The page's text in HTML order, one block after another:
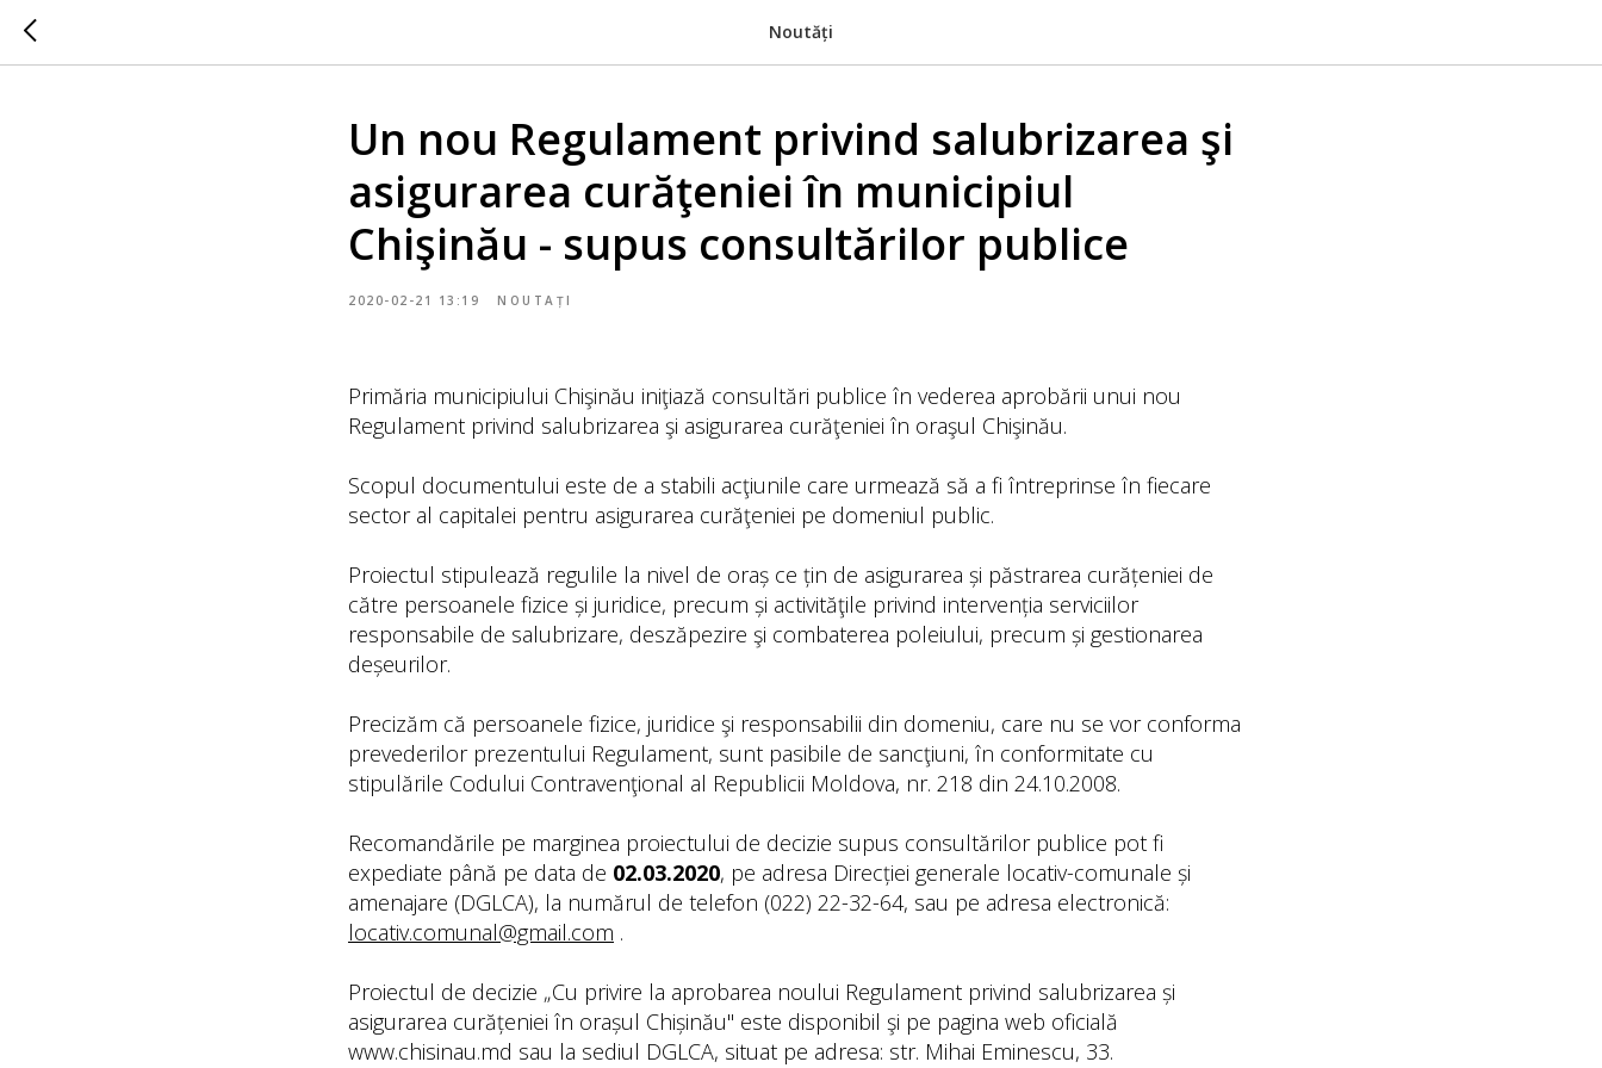
Noutăți
Un nou Regulament privind salubrizarea şi
asigurarea curăţeniei în municipiul
Chişinău - supus consultărilor publice
2020-02-21 13:19 NOUTAȚI
Primăria municipiului Chişinău iniţiază consultări publice în vederea aprobării unui nou
Regulament privind salubrizarea şi asigurarea curăţeniei în oraşul Chişinău.
Scopul documentului este de a stabili acţiunile care urmează să a fi întreprinse în fiecare
sector al capitalei pentru asigurarea curăţeniei pe domeniul public.
Proiectul stipulează regulile la nivel de oraș ce țin de asigurarea și păstrarea curățeniei de
către persoanele fizice și juridice, precum și activităţile privind intervenția serviciilor
responsabile de salubrizare, deszăpezire şi combaterea poleiului, precum și gestionarea
deșeurilor.
Precizăm că persoanele fizice, juridice şi responsabilii din domeniu, care nu se vor conforma
prevederilor prezentului Regulament, sunt pasibile de sancţiuni, în conformitate cu
stipulările Codului Contravenţional al Republicii Moldova, nr. 218 din 24.10.2008.
Recomandările pe marginea proiectului de decizie supus consultărilor publice pot fi
expediate până pe data de 02.03.2020, pe adresa Direcției generale locativ-comunale și
amenajare (DGLCA), la numărul de telefon (022) 22-32-64, sau pe adresa electronică:
locativ.comunal@gmail.com .
Proiectul de decizie „Cu privire la aprobarea noului Regulament privind salubrizarea și
asigurarea curățeniei în orașul Chișinău" este disponibil şi pe pagina web oficială
www.chisinau.md sau la sediul DGLCA, situat pe adresa: str. Mihai Eminescu, 33.